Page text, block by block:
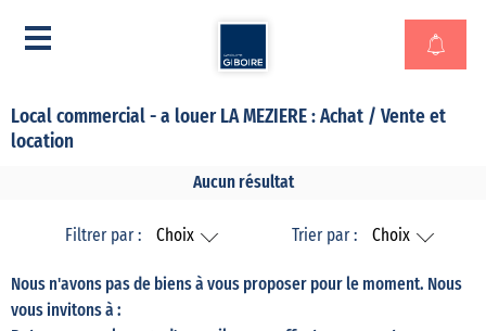
Local commercial - a louer LA MEZIERE : Achat / Vente et
location
Aucun résultat
Filtrer par : Choix Trier par : Choix
Nous n'avons pas de biens à vous proposer pour le moment. Nous
vous invitons à :